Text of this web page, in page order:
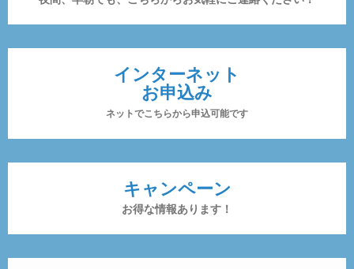
インターネット
お申込み
ネットでこちらから申込可能です
キャンペーン
お得な情報あります！